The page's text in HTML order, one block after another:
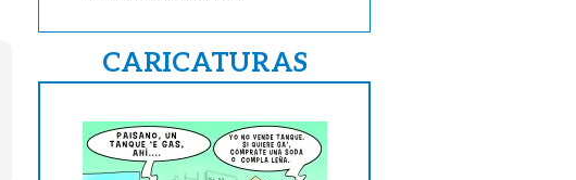
CARICATURAS